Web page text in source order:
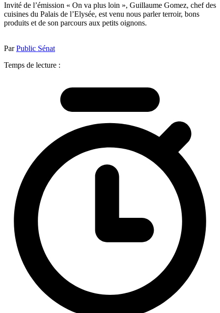
Invité de l’émission « On va plus loin », Guillaume Gomez, chef des
cuisines du Palais de l’Elysée, est venu nous parler terroir, bons
produits et de son parcours aux petits oignons.
ParPublic Sénat
Temps de lecture :